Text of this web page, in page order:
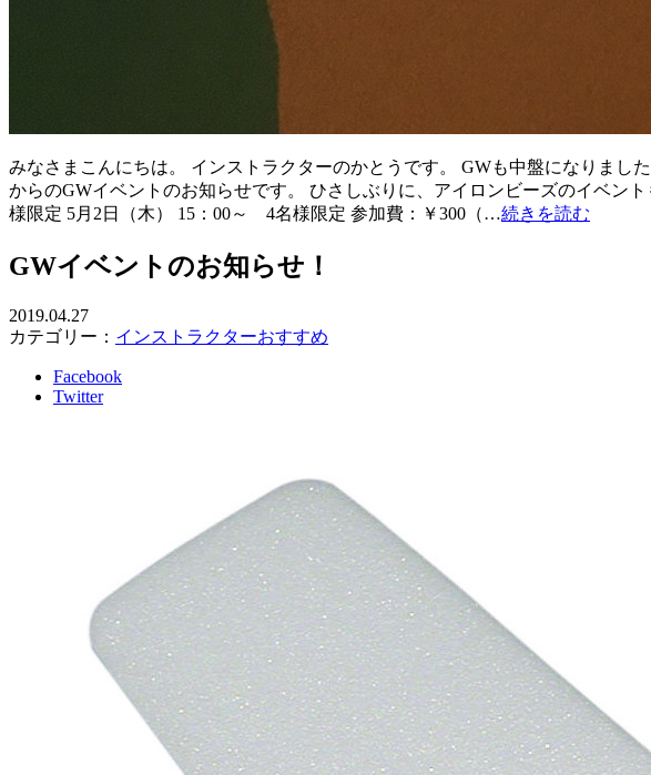
みなさまこんにちは。 インストラクターのかとうです。 GWも中盤になりまし
からのGWイベントのお知らせです。 ひさしぶりに、アイロンビーズのイベン
様限定 5月2日（木） 15：00～ 4名様限定 参加費：￥300（…続きを読む
GWイベントのお知らせ！
2019.04.27
カテゴリー： インストラクターおすすめ
Facebook
Twitter